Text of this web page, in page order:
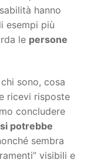
hanno
esempi più
le persone
sono, cosa
ricevi risposte
concludere
si potrebbe
sembra
visibili e